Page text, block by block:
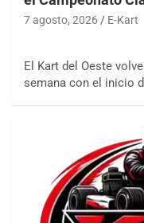
7 agosto, 2026 E-Kart
El Kart del Oeste
semana con el inicio